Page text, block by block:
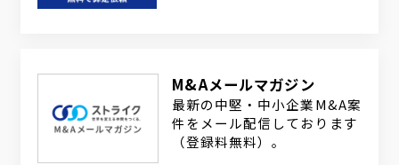
M&Aメールマガジン
最新の中堅・中小企業M&A案
件をメール配信しております
（登録料無料）。